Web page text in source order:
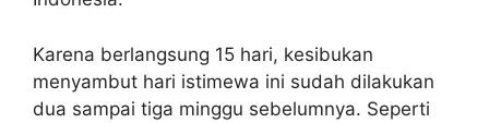
Karena berlangsung 15 hari, kesibukan
menyambut hari istimewa ini sudah dilakukan
dua sampai tiga minggu sebelumnya. Seperti